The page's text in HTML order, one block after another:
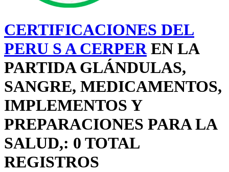
CERTIFICACIONES DEL
PERU S A CERPEREN LA
PARTIDA GLÁNDULAS,
SANGRE, MEDICAMENTOS,
IMPLEMENTOS Y
PREPARACIONES PARA LA
SALUD,: 0 TOTAL
REGISTROS